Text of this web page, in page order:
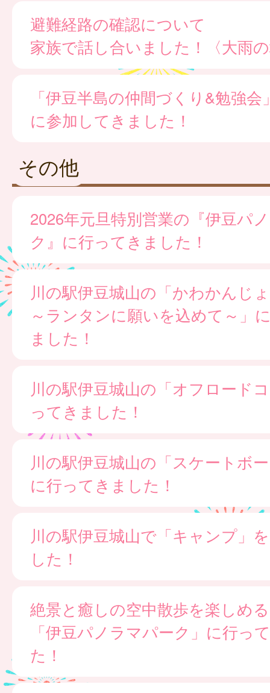
避難経路の確認について
家族で話し合いました！〈大雨
「伊豆半島の仲間づくり&勉強会
に参加してきました！
その他
2026年元旦特別営業の『伊豆パ
ク』に行ってきました！
川の駅伊豆城山の「かわかんじ
～ランタンに願いを込めて～」
ました！
川の駅伊豆城山の「オフロード
ってきました！
川の駅伊豆城山の「スケートボ
に行ってきました！
川の駅伊豆城山で「キャンプ」
した！
絶景と癒しの空中散歩を楽しめる
「伊豆パノラマパーク」に行っ
た！